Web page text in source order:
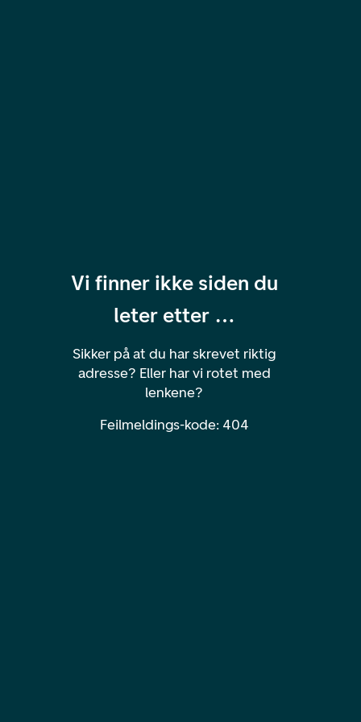
Vi finner ikke siden du
leter etter …
Sikker på at du har skrevet riktig
adresse? Eller har vi rotet med
lenkene?
Feilmeldings-kode: 404